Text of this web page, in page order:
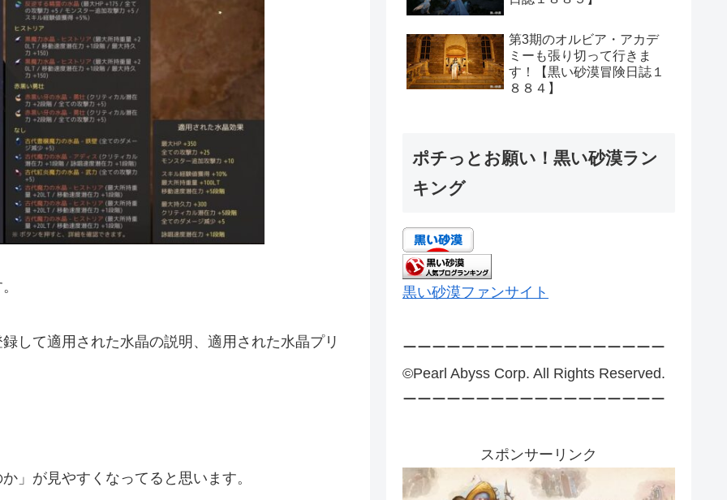
して適用された水晶の説明、適用された水晶プリ
」が見やすくなってると思います。
第3期のオルビア・アカデ
ミーも張り切って行きま
す！【黒い砂漠冒険日誌１
８８４】
ポチっとお願い！黒い砂漠ラン
キング
黒い砂漠ファンサイト
ーーーーーーーーーーーーーーーーーー
©Pearl Abyss Corp. All Rights Reserved.
ーーーーーーーーーーーーーーーーーー
スポンサーリンク